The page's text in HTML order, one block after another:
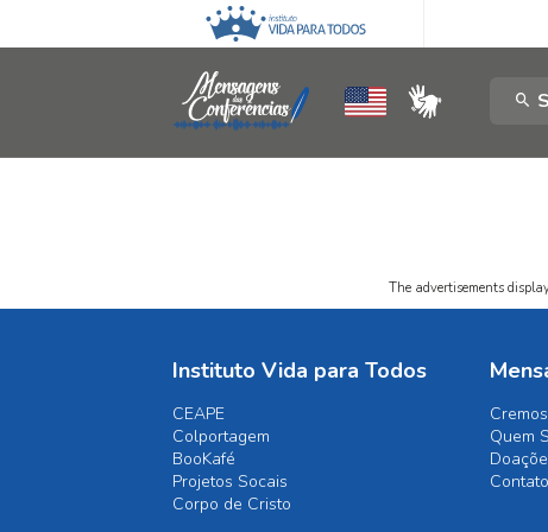
The advertisements
Instituto Vida para Todos
CEAPE
Colportagem
BooKafé
Projetos Socais
Corpo de Cristo
Quem
Contato